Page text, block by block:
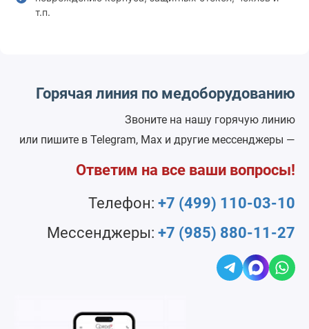
т.п.
Горячая линия по медоборудованию
Звоните на нашу горячую линию
или пишите в Telegram, Max и другие мессенджеры —
Ответим на все ваши вопросы!
Телефон: +7 (499) 110-03-10
Мессенджеры: +7 (985) 880-11-27